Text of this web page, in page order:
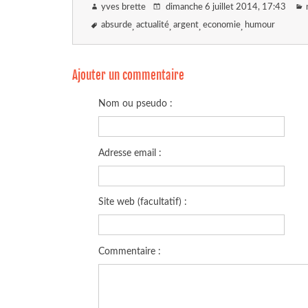
yves brette dimanche 6 juillet 2014, 17:43
absurde actualité argent economie humour
Ajouter un commentaire
Nom ou pseudo :
Adresse email :
Site web (facultatif) :
Commentaire :